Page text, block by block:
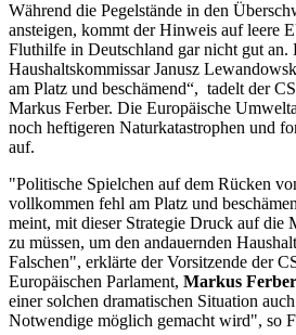
Während die Pegelstände in den
ansteigen, kommt der Hinweis auf leere
Fluthilfe in Deutschland gar nicht gut an.
Haushaltskommissar Janusz
am Platz und beschämend“, ­­ tadelt der
Markus Ferber. Die Europäische
noch heftigeren Naturkatastrophen und
auf.
"Politische Spielchen auf dem Rücken
vollkommen fehl am Platz und
meint, mit dieser Strategie Druck auf die
zu müssen, um den andauernden
Falschen", erklärte der Vorsitzende der
Europäischen Parlament, Markus Ferber
einer solchen dramatischen Situation
Notwendige möglich gemacht wird", so